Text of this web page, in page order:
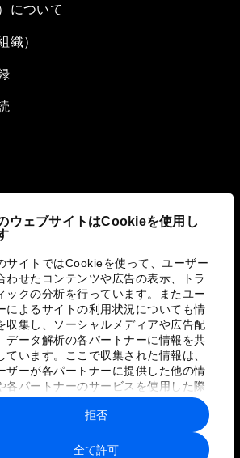
ウェブサイトはCookieを使用し
サイトではCookieを使って、ユーザー
わせたコンテンツや広告の表示、トラ
ックの分析を行っています。またユー
によるサイトの利用状況についても情
収集し、ソーシャルメディアや広告配
データ解析の各パートナーに情報を共
ています。ここで収集された情報は、
ザーが各パートナーに提供した他の情
各パートナーのサービスを使用した際
集された情報と組み合わされ、各パー
ーによって使用されることがありま
全て許可
拒否
について
織）
の取り組み
バシーポリシーと利用規約